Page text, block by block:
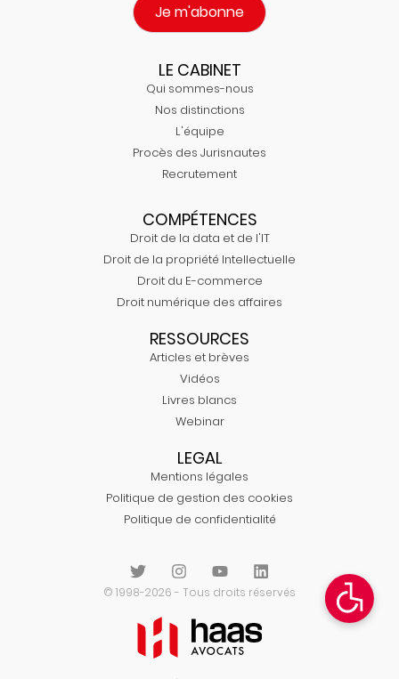
Je m'abonne
LE CABINET
Qui sommes-nous
Nos distinctions
L'équipe
Procès des Jurisnautes
Recrutement
COMPÉTENCES
Droit de la data et de l'IT
Droit de la propriété Intellectuelle
Droit du E-commerce
Droit numérique des affaires
RESSOURCES
Articles et brèves
Vidéos
Livres blancs
Webinar
LEGAL
Mentions légales
Politique de gestion des cookies
Politique de confidentialité
© 1998-2026 - Tous droits réservés